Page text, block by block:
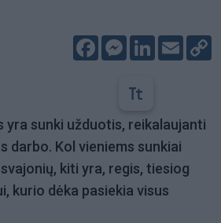
FacebookMessenger
LinkedIn
Email
yra sunki užduotis, reikalaujanti
darbo. Kol vieniems sunkiai
kiti yra, regis, tiesiog
kurio dėka pasiekia visus